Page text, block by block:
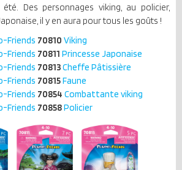
Des personnages viking, au policier,
il y en aura pour tous les goûts !
Friends 70810 Viking
Friends 70811 Princesse Japonaise
Friends 70813Cheffe Pâtissière
Friends 70815Faune
Friends 70854 Combattante viking
Friends 70858Policier